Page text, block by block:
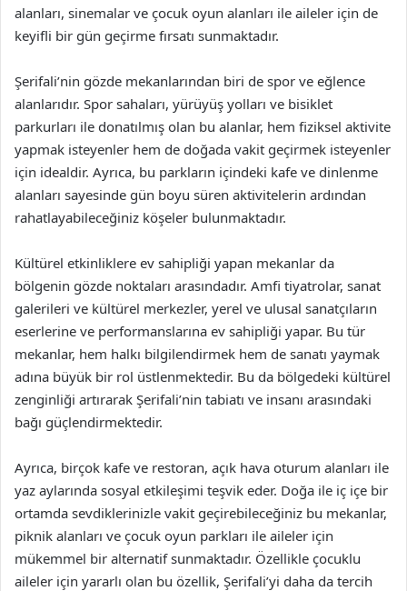
alanları, sinemalar ve çocuk oyun alanları ile aileler için de
keyifli bir gün geçirme fırsatı sunmaktadır.
Şerifali’nin gözde mekanlarından biri de spor ve eğlence
alanlarıdır. Spor sahaları, yürüyüş yolları ve bisiklet
parkurları ile donatılmış olan bu alanlar, hem fiziksel aktivite
yapmak isteyenler hem de doğada vakit geçirmek isteyenler
için idealdir. Ayrıca, bu parkların içindeki kafe ve dinlenme
alanları sayesinde gün boyu süren aktivitelerin ardından
rahatlayabileceğiniz köşeler bulunmaktadır.
Kültürel etkinliklere ev sahipliği yapan mekanlar da
bölgenin gözde noktaları arasındadır. Amfi tiyatrolar, sanat
galerileri ve kültürel merkezler, yerel ve ulusal sanatçıların
eserlerine ve performanslarına ev sahipliği yapar. Bu tür
mekanlar, hem halkı bilgilendirmek hem de sanatı yaymak
adına büyük bir rol üstlenmektedir. Bu da bölgedeki kültürel
zenginliği artırarak Şerifali’nin tabiatı ve insanı arasındaki
bağı güçlendirmektedir.
Ayrıca, birçok kafe ve restoran, açık hava oturum alanları ile
yaz aylarında sosyal etkileşimi teşvik eder. Doğa ile iç içe bir
ortamda sevdiklerinizle vakit geçirebileceğiniz bu mekanlar,
piknik alanları ve çocuk oyun parkları ile aileler için
mükemmel bir alternatif sunmaktadır. Özellikle çocuklu
aileler için yararlı olan bu özellik, Şerifali’yi daha da tercih